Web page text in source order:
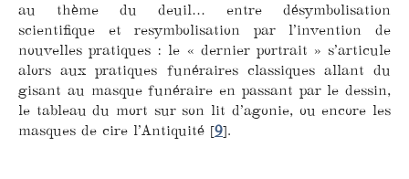
au thème du deuil… entre désymbolisation
scientifique et resymbolisation par l’invention de
nouvelles pratiques : le « dernier portrait » s’articule
alors aux pratiques funéraires classiques allant du
gisant au masque funéraire en passant par le dessin,
le tableau du mort sur son lit d’agonie, ou encore les
masques de cire l’Antiquité [9].